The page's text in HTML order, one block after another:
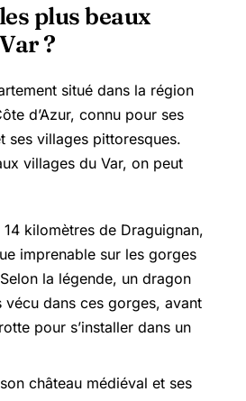
plus beaux
?
situé dans la région
d’Azur, connu pour ses
ses villages pittoresques.
villages du Var, on peut
kilomètres de Draguignan,
imprenable sur les gorges
la légende, un dragon
vécu dans ces gorges, avant
pour s’installer dans un
château médiéval et ses